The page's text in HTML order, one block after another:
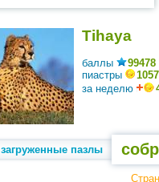
Tihaya
баллы
99478
пиастры
за неделю
загруженные пазлы